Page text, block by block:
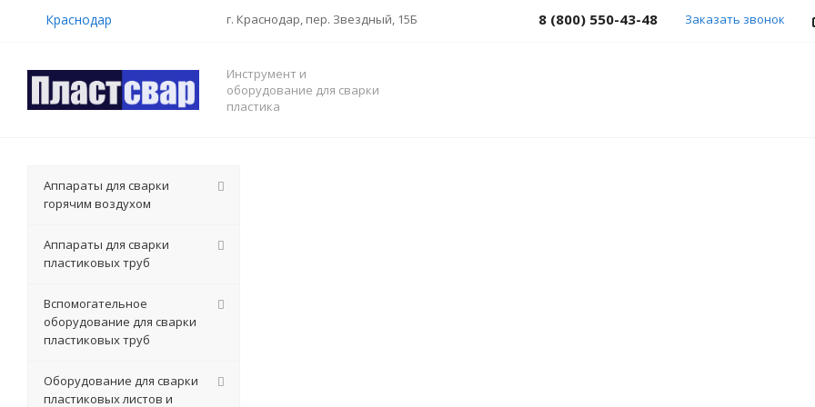
Краснодар г. Краснодар, пер. Звездный, 15Б 8 (800) 550-43-48 Заказать звонок
Инструмент и
оборудование для сварки
пластика
Аппараты для сварки
горячим воздухом
Аппараты для сварки
пластиковых труб
Вспомогательное
оборудование для сварки
пластиковых труб
Оборудование для сварки
пластиковых листов и